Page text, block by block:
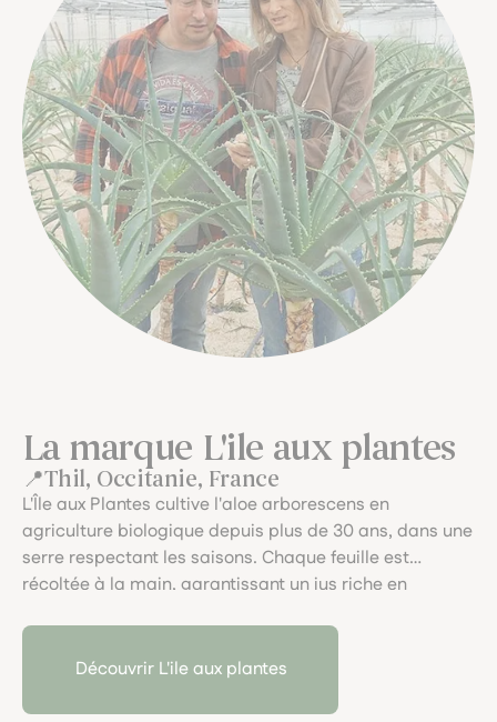
La marque L'ile aux plantes
Thil, Occitanie, France
L'Île aux Plantes cultive l'aloe arborescens en
agriculture biologique depuis plus de 30 ans, dans une
serre respectant les saisons. Chaque feuille est
récoltée à la main, garantissant un jus riche en
pour la qualité et la transparence se reflète dans
chaque produit, offrant ainsi une alternative saine et
Découvrir L'ile aux plantes